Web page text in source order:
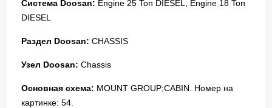
Система Doosan: Engine 25 Ton DIESEL, Engine 18 Ton
DIESEL
Раздел Doosan: CHASSIS
Узел Doosan: Chassis
Основная схема: MOUNT GROUP;CABIN. Номер на
картинке: 54.